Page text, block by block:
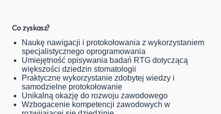
Co zyskasz?
Naukę nawigacji i protokołowania z wykorzystaniem
specjalistycznego oprogramowania
Umiejętność opisywania badań RTG dotyczącą
większości dziedzin stomatologii
Praktyczne wykorzystanie zdobytej wiedzy i
samodzielne protokołowanie
Unikalną okazję do rozwoju zawodowego
Wzbogacenie kompetencji zawodowych w